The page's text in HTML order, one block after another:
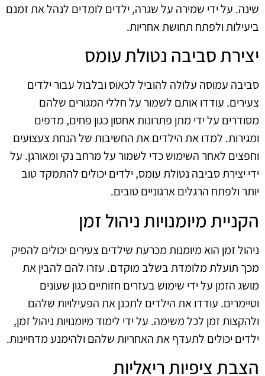
שינה. על ידי שמירה על שגרה, ילדים לומדים לנהל את זמנם
ביעילות ולפתח תחושת אחריות.
יצירת סביבה נטולת עומס
סביבה עמוסה עלולה להוביל לכאוס ובלבול עבור ילדים
צעירים. עודדו אותם לשמור על חללי המגורים שלהם
מסודרים על ידי מתן פתרונות אחסון כגון פחים, מדפים
ומגירות. למדו את הילדים את החשיבות של הנחת צעצועים
וחפצים לאחר השימוש כדי לשמור על מרחב נקי ומאורגן. על
ידי יצירת סביבה נטולת עומס, ילדים יכולים להתמקד טוב
יותר ולפתח הרגלים ארגוניים טובים.
הקניית מיומנויות ניהול זמן
ניהול זמן הוא מיומנות מכרעת שילדים צעירים יכולים להפיק
מכך תועלת מלומדת בשלב מוקדם. עזרו להם להבין את
מושג הזמן על ידי שימוש בעזרים חזותיים כגון שעונים
וטיימרים. עודדו את הילדים לתכנן את הפעילויות שלהם
ולהקצות זמן לכל משימה. על ידי לימוד מיומנויות ניהול זמן,
ילדים יכולים לתעדף את האחריות שלהם ולהימנע מדחיינות.
הצבת ציפיות ריאליות